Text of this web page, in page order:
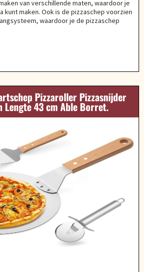
van verschillende maten, waardoor je
kunt maken. Ook is de pizzaschep voorzien
waardoor je de pizzaschep
Pizzaroller Pizzasnijder
Lengte 43 cm Able Borret.